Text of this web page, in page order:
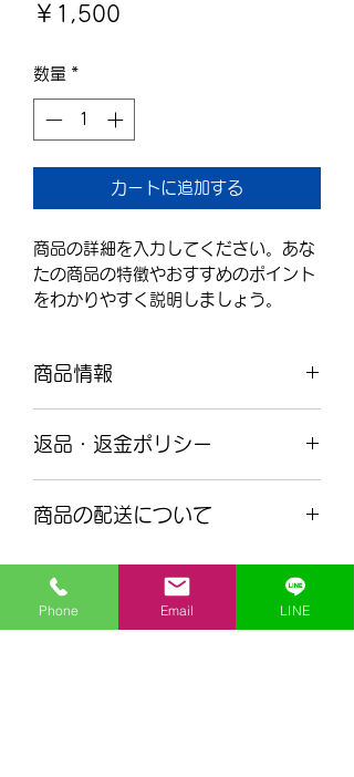
￥1,500
数量 *
カートに追加する
商品の詳細を入力してください。あな
たの商品の特徴やおすすめのポイント
をわかりやすく説明しましょう。
商品情報
ズ、素材、取扱説明に加え、商品の特
返品・返金ポリシー
い。顧客が商品に満足しなかった場合
手順などを説明しましょう。内容を明
確にすることで顧客からの信頼を獲得
し、安心して商品を購入していただけ
商品の配送について
配送地域、料金、所要時間、梱包な
ど、商品の配送に関する情報を入力し
てください。配送情報を明確にするこ
とで顧客からの信頼を獲得し、安心し
Phone Email LINE